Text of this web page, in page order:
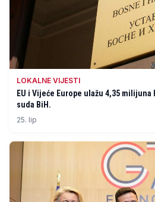
LOKALNE VIJESTI
EU i Vijeće Europe ulažu 4,35 milijuna
suda BiH.
25. lip